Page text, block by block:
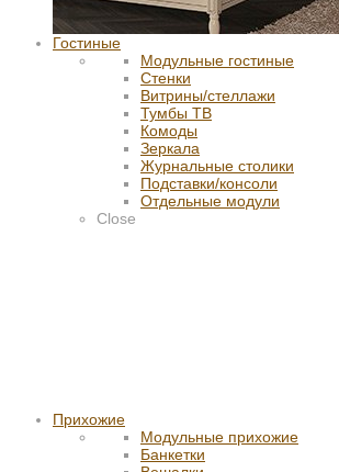
Гостиные
Модульные гостиные
Стенки
Витрины/стеллажи
Тумбы ТВ
Комоды
Зеркала
Журнальные столики
Подставки/консоли
Отдельные модули
Close
Прихожие
Модульные прихожие
Банкетки